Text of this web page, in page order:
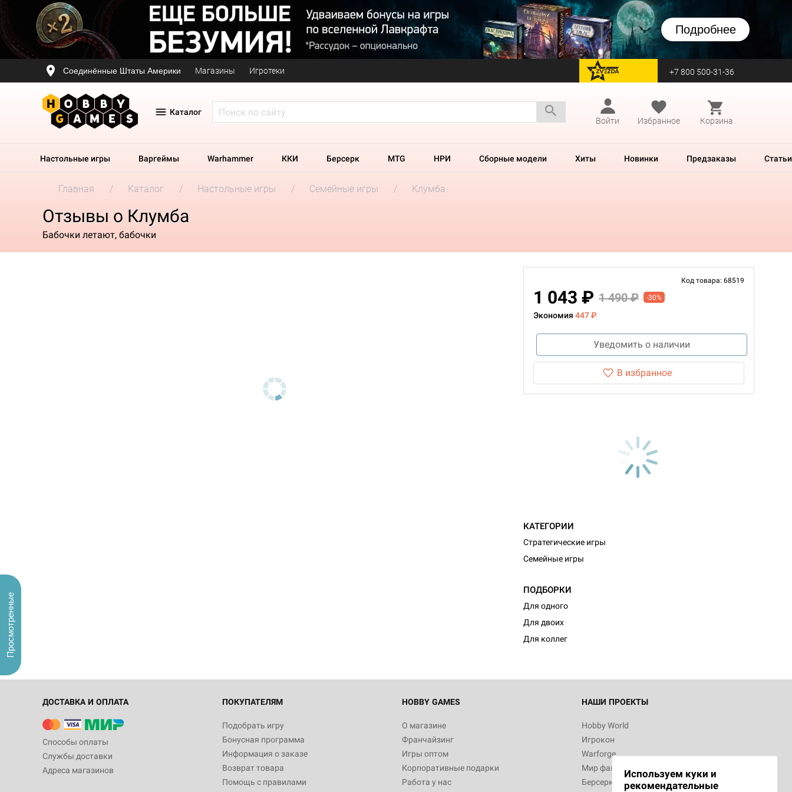
Подробнее
Соединённые Штаты Америки Магазины Игротеки перейти на Zvezda +7 800 500-31-36
Каталог
Войти
Избранное Корзина
Настольные игры Варгеймы Warhammer ККИ Берсерк MTG НРИ Сборные модели Хиты Новинки Предзаказы Статьи
Главная Каталог Настольные игры Семейные игры Клумба
Отзывы о Клумба
Бабочки летают, бабочки
Код товара: 68519
1 043 ₽ 1 490 ₽ -30%
Экономия 447 ₽
Уведомить о наличии
В избранное
КАТЕГОРИИ
Стратегические игры
Семейные игры
ПОДБОРКИ
Для одного
Для двоих
Для коллег
ДОСТАВКА И ОПЛАТА
Способы оплаты
Службы доставки
Адреса магазинов
ПОКУПАТЕЛЯМ
Подобрать игру
Бонусная программа
Информация о заказе
Возврат товара
Помощь с правилами
HOBBY GAMES
О магазине
Франчайзинг
Игры оптом
Корпоративные подарки
Работа у нас
НАШИ ПРОЕКТЫ
Hobby World
Игрокон
Warforge
Мир фантастики
Берсерк
Используем куки и
рекомендательные
Просмотренные
Настольная игра Hobby World Монстры
Белая смерть
12 990
Настольная игра Hobby World Берсерк.
3 490